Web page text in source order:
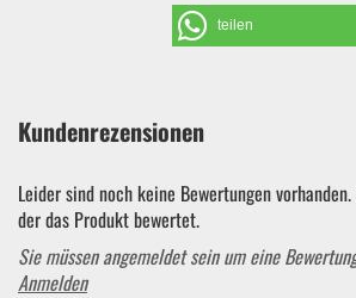
teilen
Kundenrezensionen
Leider sind noch keine Bewertungen
der das Produkt bewertet.
Sie müssen angemeldet sein um eine
Anmelden